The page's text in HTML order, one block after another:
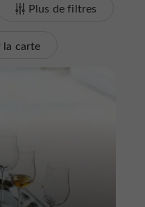
Plus de filtres
carte